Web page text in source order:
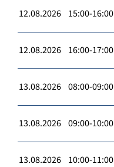
12.08.2026 15:00-16:00
12.08.2026 16:00-17:00
13.08.2026 08:00-09:00
13.08.2026 09:00-10:00
13.08.2026 10:00-11:00